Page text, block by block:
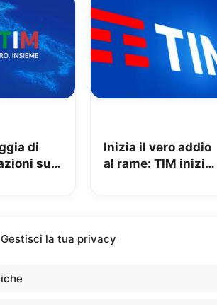
Gestisci la tua privacy
di
su
Inizia il vero addio
al rame: TIM inizia
Amazon ed eBay, Tariffando riceve